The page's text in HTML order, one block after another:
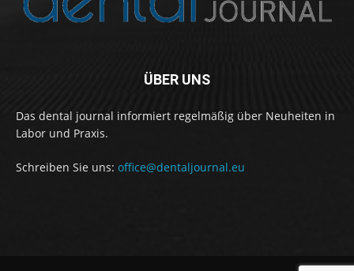
ÜBER UNS
Das dental journal informiert regelmäßig über Neuheiten in
Labor und Praxis.
Schreiben Sie uns: office@dentaljournal.eu